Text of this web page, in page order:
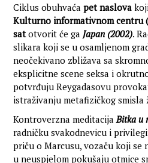
Ciklus obuhvaćapet naslova
Kulturno informativnom centru
satotvorit će ga Japan (2002).
slikara koji se u osamljenom
neočekivano zbližava sa
eksplicitne scene seksa i
potvrđuju Reygadasovu
istraživanju metafizičkog smisla
Kontroverzna meditacijaBitka u
radničku svakodnevicu i
priču o Marcusu, vozaču koji se
u neuspjelom pokušaju otmice